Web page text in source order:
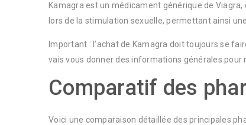
Kamagra est un médicament générique de
lors de la stimulation sexuelle, permettant ainsi
Important : l’achat de Kamagra doit toujours se
vais vous donner des informations générales
Comparatif des
Voici une comparaison détaillée des principales